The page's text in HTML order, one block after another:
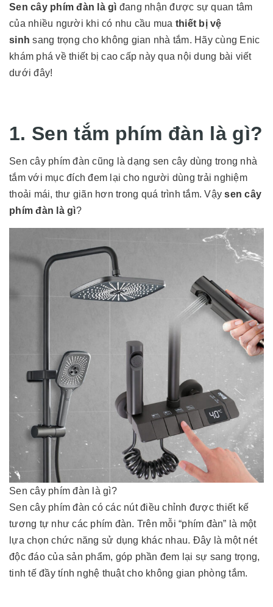
Sen cây phím đàn là gì đang nhận được sự quan tâm
của nhiều người khi có nhu cầu mua thiết bị vệ
sinh sang trọng cho không gian nhà tắm. Hãy cùng Enic
khám phá về thiết bị cao cấp này qua nội dung bài viết
dưới đây!
1. Sen tắm phím đàn là gì?
Sen cây phím đàn cũng là dạng sen cây dùng trong nhà
tắm với mục đích đem lại cho người dùng trải nghiệm
thoải mái, thư giãn hơn trong quá trình tắm. Vậysen cây
phím đàn là gì?
Sen cây phím đàn là gì?
Sen cây phím đàn có các nút điều chỉnh được thiết kế
tương tự như các phím đàn. Trên mỗi “phím đàn” là một
lựa chọn chức năng sử dụng khác nhau. Đây là một nét
độc đáo của sản phẩm, góp phần đem lại sự sang trọng,
tinh tế đầy tính nghệ thuật cho không gian phòng tắm.